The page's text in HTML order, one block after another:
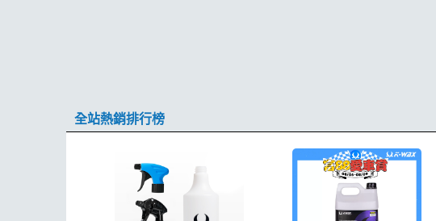
全站熱銷排行榜